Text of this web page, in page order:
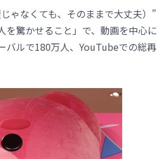
ゃなくても、そのままで大丈夫）”
を驚かせること」で、動画を中心に
バルで180万人、YouTubeでの総再